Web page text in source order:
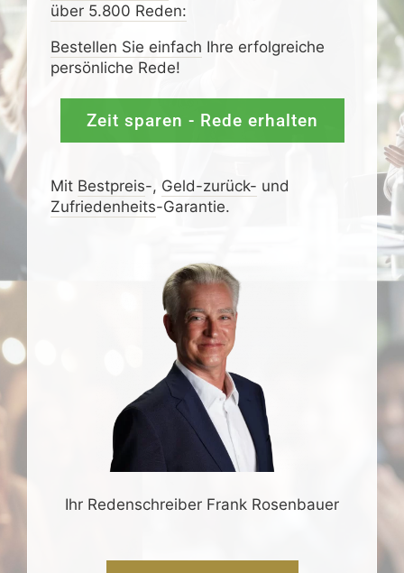
über 5.800 Reden:
Bestellen Sie einfach Ihre erfolgreiche
persönliche Rede!
Zeit sparen - Rede erhalten
Mit Bestpreis-, Geld-zurück- und
Zufrieden­­heits-Garantie.
Ihr Redenschreiber Frank Rosenbauer